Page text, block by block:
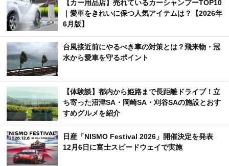
【カー用品店】売れているカーシャンプーTOP10
｜愛車をきれいに保つ人気アイテムは？【2026年
6月版】
台風接近前にやるべき車の対策とは？飛来物・冠
水から愛車を守るポイント
【体験談】都内から姫路まで長距離ドライブ！立
ち寄った沼津SA・岡崎SA・刈谷SAの施設とおす
すめグルメを紹介
日産「NISMO Festival 2026」開催決定を発表
12月6日に富士スピードウェイで実施